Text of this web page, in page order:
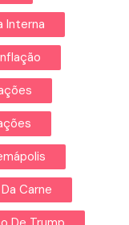
Interna
Carne